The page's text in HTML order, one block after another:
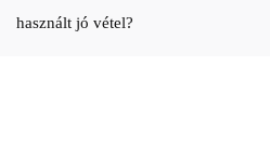
használt jó vétel?